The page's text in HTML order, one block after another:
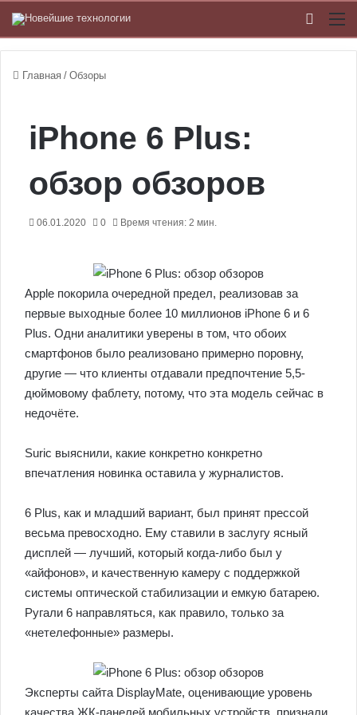
Главная / Обзоры
iPhone 6 Plus:
обзор обзоров
06.01.2020 0 Время чтения: 2 мин.
Apple покорила очередной предел, реализовав за
первые выходные более 10 миллионов iPhone 6 и 6
Plus. Одни аналитики уверены в том, что обоих
смартфонов было реализовано примерно поровну,
другие — что клиенты отдавали предпочтение 5,5-
дюймовому фаблету, потому, что эта модель сейчас в
недочёте.
Suric выяснили, какие конкретно конкретно
впечатления новинка оставила у журналистов.
6 Plus, как и младший вариант, был принят прессой
весьма превосходно. Ему ставили в заслугу ясный
дисплей — лучший, который когда-либо был у
«айфонов», и качественную камеру с поддержкой
системы оптической стабилизации и емкую батарею.
Ругали 6 направляться, как правило, только за
«нетелефонные» размеры.
Эксперты сайта DisplayMate, оценивающие уровень
качества ЖК-панелей мобильных устройств, признали,